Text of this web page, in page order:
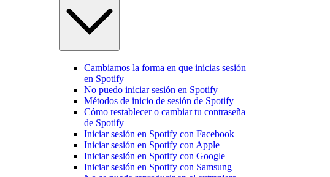
Cambiamos la forma en que inicias sesión
en Spotify
No puedo iniciar sesión en Spotify
Métodos de inicio de sesión de Spotify
Cómo restablecer o cambiar tu contraseña
de Spotify
Iniciar sesión en Spotify con Facebook
Iniciar sesión en Spotify con Apple
Iniciar sesión en Spotify con Google
Iniciar sesión en Spotify con Samsung